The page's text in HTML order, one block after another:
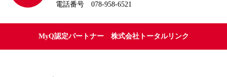
電話番号 078-958-6521
MyQ認定パートナー 株式会社トータルリンク